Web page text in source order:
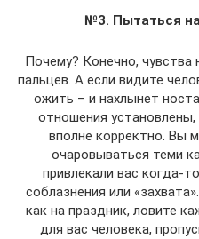
№3. Пытаться
Почему? Конечно,
пальцев. А если видите
ожить – и нахлынет
отношения
вполне корректно. Вы
очаровываться теми
привлекали вас когда-
соблазнения или
как на праздник, ловите
для вас человека,